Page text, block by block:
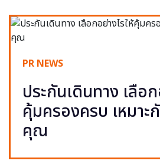
PR NEWS
ประกันเดินทาง เลือ
คุ้มครองครบ เหมา
คุณ